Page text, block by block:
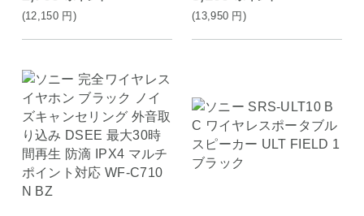
(12,150 円)
(13,950 円)